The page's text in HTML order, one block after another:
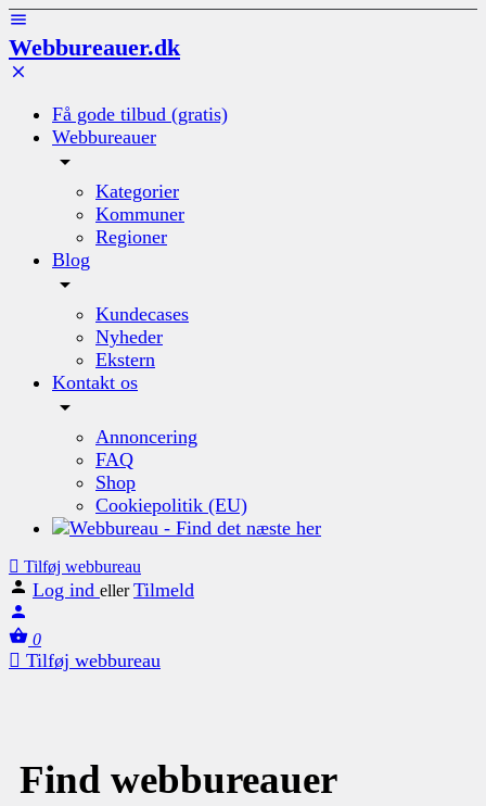
Webbureauer.dk
Få gode tilbud (gratis)
Webbureauer
Kategorier
Kommuner
Regioner
Blog
Kundecases
Nyheder
Ekstern
Kontakt os
Annoncering
FAQ
Shop
Cookiepolitik (EU)
Tilføj webbureau
Log ind eller Tilmeld
0
Tilføj webbureau
Find webbureauer